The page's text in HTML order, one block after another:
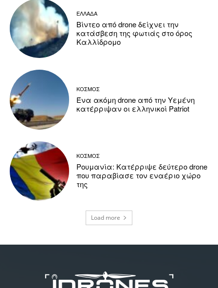
ΕΛΛΑΔΑ
Βίντεο από drone δείχνει την
κατάσβεση της φωτιάς στο όρος
Καλλίδρομο
ΚΟΣΜΟΣ
Ένα ακόμη drone από την Υεμένη
κατέρριψαν οι ελληνικοί Patriot
ΚΟΣΜΟΣ
Ρουμανία: Κατέρριψε δεύτερο drone
που παραβίασε τον εναέριο χώρο
της
Load more